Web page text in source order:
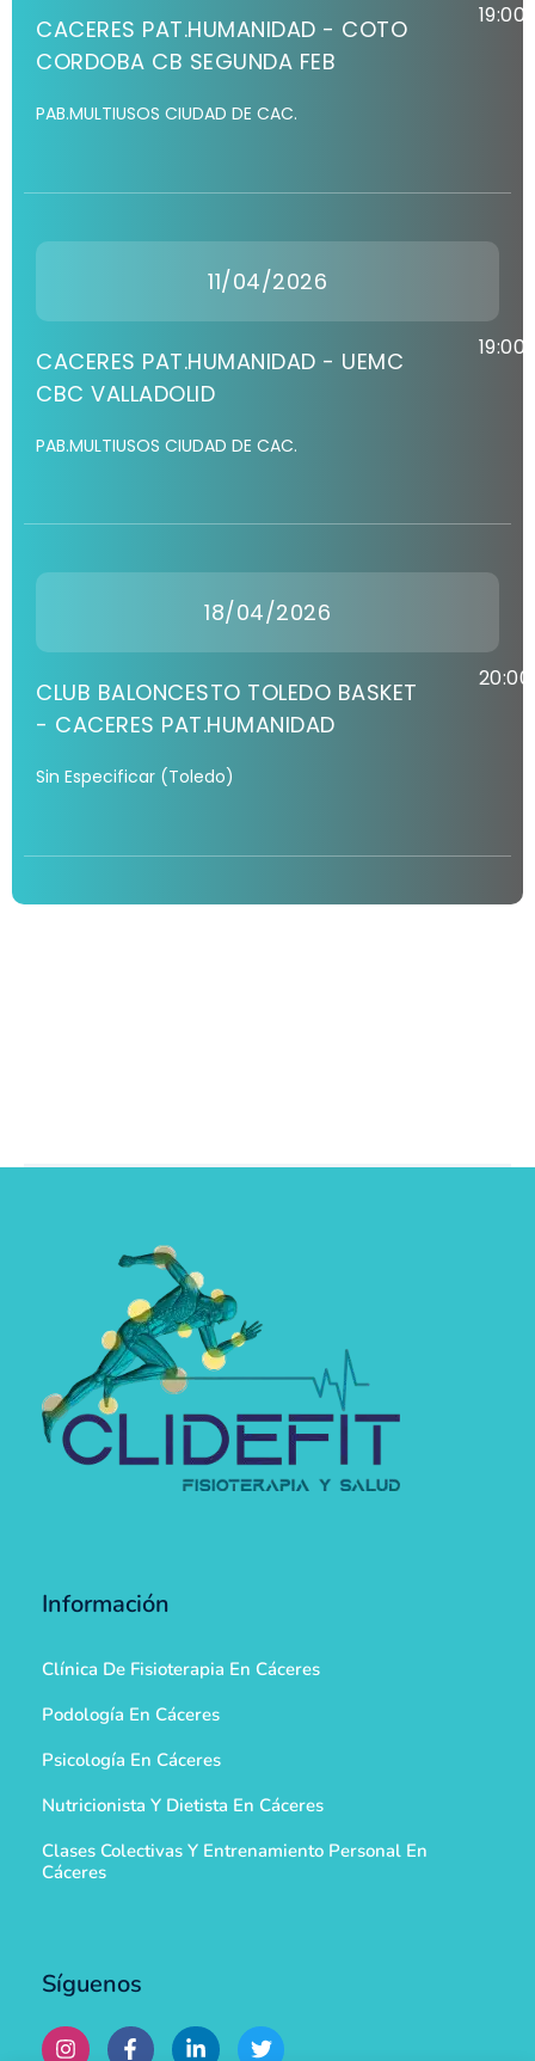
CACERES PAT.HUMANIDAD - COTO
CORDOBA CB SEGUNDA FEB
19:00
PAB.MULTIUSOS CIUDAD DE CAC.
11/04/2026
CACERES PAT.HUMANIDAD - UEMC
CBC VALLADOLID
19:00
PAB.MULTIUSOS CIUDAD DE CAC.
18/04/2026
CLUB BALONCESTO TOLEDO BASKET
- CACERES PAT.HUMANIDAD
20:00
Sin Especificar (Toledo)
Información
Clínica De Fisioterapia En Cáceres
Podología En Cáceres
Psicología En Cáceres
Nutricionista Y Dietista En Cáceres
Clases Colectivas Y Entrenamiento Personal En
Cáceres
Síguenos